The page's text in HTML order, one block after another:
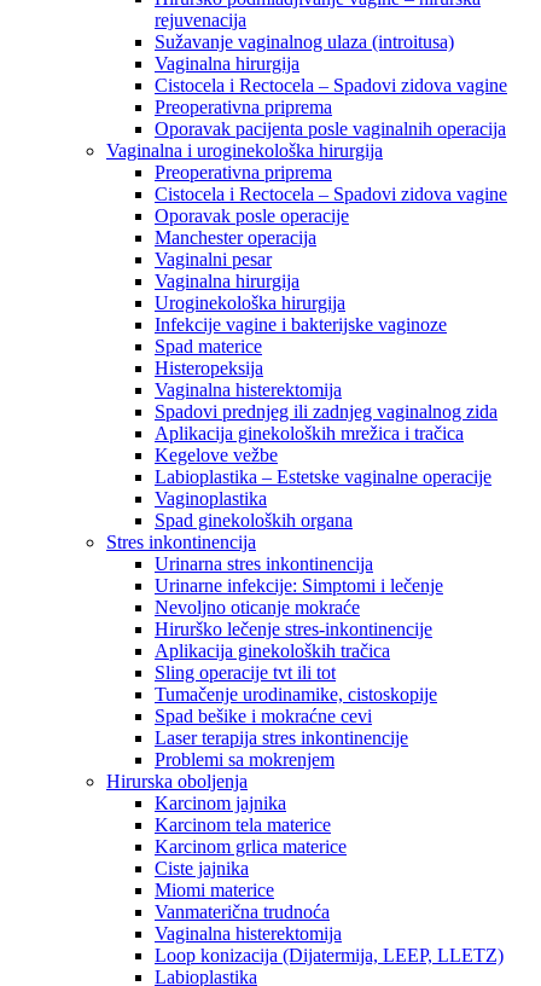
rejuvenacija
Sužavanje vaginalnog ulaza (introitusa)
Vaginalna hirurgija
Cistocela i Rectocela – Spadovi zidova vagine
Preoperativna priprema
Oporavak pacijenta posle vaginalnih operacija
Vaginalna i uroginekološka hirurgija
Preoperativna priprema
Cistocela i Rectocela – Spadovi zidova vagine
Oporavak posle operacije
Manchester operacija
Vaginalni pesar
Vaginalna hirurgija
Uroginekološka hirurgija
Infekcije vagine i bakterijske vaginoze
Spad materice
Histeropeksija
Vaginalna histerektomija
Spadovi prednjeg ili zadnjeg vaginalnog zida
Aplikacija ginekoloških mrežica i tračica
Kegelove vežbe
Labioplastika – Estetske vaginalne operacije
Vaginoplastika
Spad ginekoloških organa
Stres inkontinencija
Urinarna stres inkontinencija
Urinarne infekcije: Simptomi i lečenje
Nevoljno oticanje mokraće
Hirurško lečenje stres-inkontinencije
Aplikacija ginekoloških tračica
Sling operacije tvt ili tot
Tumačenje urodinamike, cistoskopije
Spad bešike i mokraćne cevi
Laser terapija stres inkontinencije
Problemi sa mokrenjem
Hirurska oboljenja
Karcinom jajnika
Karcinom tela materice
Karcinom grlica materice
Ciste jajnika
Miomi materice
Vanmaterična trudnoća
Vaginalna histerektomija
Loop konizacija (Dijatermija, LEEP, LLETZ)
Labioplastika